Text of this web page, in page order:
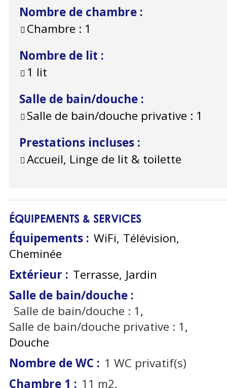
Nombre de chambre :
Chambre : 1
Nombre de lit :
1 lit
Salle de bain/douche :
Salle de bain/douche privative : 1
Prestations incluses :
Accueil, Linge de lit & toilette
ÉQUIPEMENTS & SERVICES
Équipements : WiFi Télévision
Cheminée
Extérieur : Terrasse Jardin
Salle de bain/douche :
Salle de bain/douche : 1
Salle de bain/douche privative : 1
Douche
Nombre de WC : 1 WC privatif(s)
Chambre 1 : 11 m2